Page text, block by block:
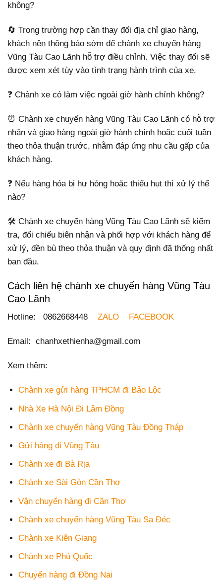
không?
🔄 Trong trường hợp cần thay đổi địa chỉ giao hàng,
khách nên thông báo sớm để chành xe chuyển hàng
Vũng Tàu Cao Lãnh hỗ trợ điều chỉnh. Việc thay đổi sẽ
được xem xét tùy vào tình trạng hành trình của xe.
❓ Chành xe có làm việc ngoài giờ hành chính không?
⏰ Chành xe chuyển hàng Vũng Tàu Cao Lãnh có hỗ trợ
nhận và giao hàng ngoài giờ hành chính hoặc cuối tuần
theo thỏa thuận trước, nhằm đáp ứng nhu cầu gấp của
khách hàng.
❓ Nếu hàng hóa bị hư hỏng hoặc thiếu hụt thì xử lý thế
nào?
🛠️ Chành xe chuyển hàng Vũng Tàu Cao Lãnh sẽ kiểm
tra, đối chiếu biên nhận và phối hợp với khách hàng để
xử lý, đền bù theo thỏa thuận và quy định đã thống nhất
ban đầu.
Cách liên hệ chành xe chuyển hàng Vũng Tàu
Cao Lãnh
Hotline: 0862668448 ZALO FACEBOOK
Email: chanhxethienha@gmail.com
Xem thêm:
Chành xe gửi hàng TPHCM đi Bảo Lộc
Nhà Xe Hà Nội Đi Lâm Đồng
Chành xe chuyển hàng Vũng Tàu Đồng Tháp
Gửi hàng đi Vũng Tàu
Chành xe đi Bà Rịa
Chành xe Sài Gòn Cần Thơ
Vận chuyển hàng đi Cần Thơ
Chành xe chuyển hàng Vũng Tàu Sa Đéc
Chành xe Kiên Giang
Chành xe Phú Quốc
Chuyển hàng đi Đồng Nai